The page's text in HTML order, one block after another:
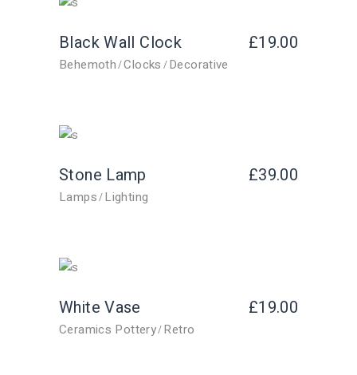
Black Wall Clock £19.00
Behemoth Clocks Decorative
Stone Lamp £39.00
Lamps Lighting
White Vase £19.00
Ceramics Pottery Retro